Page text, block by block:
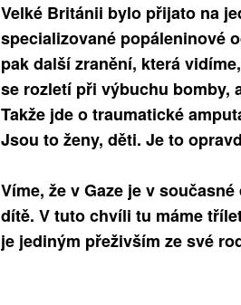
Velké Británii bylo přijato na
specializované popáleninové
pak další zranění, která
se rozletí při výbuchu bomby,
Takže jde o traumatické
Jsou to ženy, děti. Je to
Víme, že v Gaze je v
dítě. V tuto chvíli tu máme
je jediným přeživším ze své